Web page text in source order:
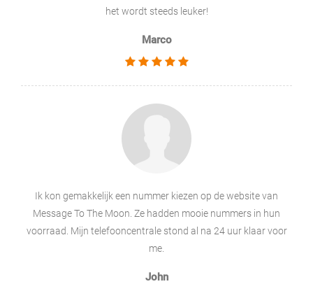
het wordt steeds leuker!
Marco
Ik kon gemakkelijk een nummer kiezen op de website van
Message To The Moon. Ze hadden mooie nummers in hun
voorraad. Mijn telefooncentrale stond al na 24 uur klaar voor
me.
John